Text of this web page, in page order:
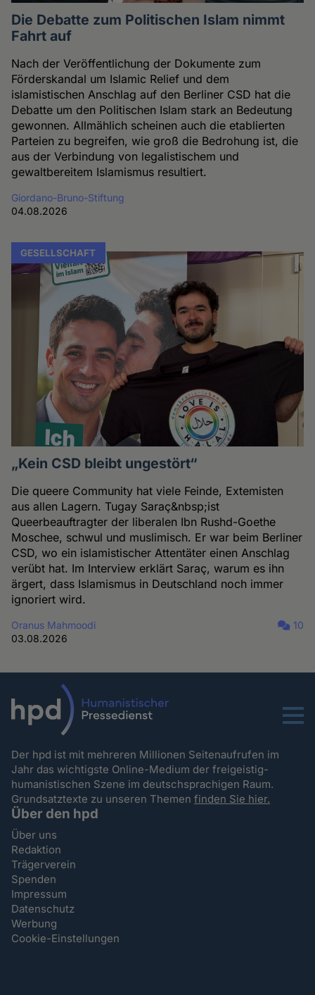
Die Debatte zum Politischen Islam nimmt
Fahrt auf
Nach der Veröffentlichung der Dokumente zum
Förderskandal um Islamic Relief und dem
islamistischen Anschlag auf den Berliner CSD hat die
Debatte um den Politischen Islam stark an Bedeutung
gewonnen. Allmählich scheinen auch die etablierten
Parteien zu begreifen, wie groß die Bedrohung ist, die
aus der Verbindung von legalistischem und
gewaltbereitem Islamismus resultiert.
Giordano-Bruno-Stiftung
04.08.2026
GESELLSCHAFT
„Kein CSD bleibt ungestört“
Die queere Community hat viele Feinde, Extemisten
aus allen Lagern. Tugay Saraç&nbsp;ist
Queerbeauftragter der liberalen Ibn Rushd-Goethe
Moschee, schwul und muslimisch. Er war beim Berliner
CSD, wo ein islamistischer Attentäter einen Anschlag
verübt hat. Im Interview erklärt Saraç, warum es ihn
ärgert, dass Islamismus in Deutschland noch immer
ignoriert wird.
Oranus Mahmoodi
03.08.2026
10
Menu
Der hpd ist mit mehreren Millionen Seitenaufrufen im
Jahr das wichtigste Online-Medium der freigeistig-
humanistischen Szene im deutschsprachigen Raum.
Grundsatztexte zu unseren Themenfinden Sie hier.
Über den hpd
Über uns
Redaktion
Trägerverein
Spenden
Impressum
Datenschutz
Werbung
Cookie-Einstellungen